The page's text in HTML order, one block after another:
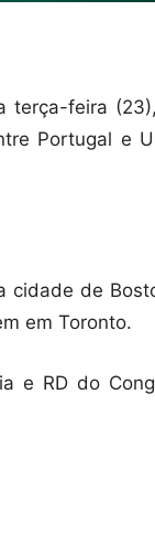
terça-feira
Portugal e
cidade de
em Toronto.
e RD do